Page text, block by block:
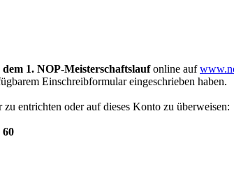
dem 1. NOP-Meisterschaftslaufonline auf
Einschreibformular eingeschrieben haben.
zu entrichten oder auf dieses Konto zu überweisen:
60